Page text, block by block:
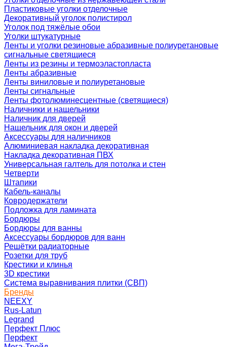
Пластиковые уголки отделочные
Декоративный уголок полистирол
Уголок под тяжёлые обои
Уголки штукатурные
Ленты и уголки резиновые абразивные полиуретановые
сигнальные светящиеся
Ленты из резины и термоэластопласта
Ленты абразивные
Ленты виниловые и полиуретановые
Ленты сигнальные
Ленты фотолюминесцентные (светящиеся)
Наличники и нащельники
Наличник для дверей
Нащельник для окон и дверей
Аксессуары для наличников
Алюминиевая накладка декоративная
Накладка декоративная ПВХ
Универсальная галтель для потолка и стен
Четверти
Штапики
Кабель-каналы
Ковродержатели
Подложка для ламината
Бордюры
Бордюры для ванны
Аксессуары бордюров для ванн
Решётки радиаторные
Розетки для труб
Крестики и клинья
3D крестики
Система выравнивания плитки (СВП)
Бренды
NEEXY
Rus-Latun
Legrand
Перфект Плюс
Перфект